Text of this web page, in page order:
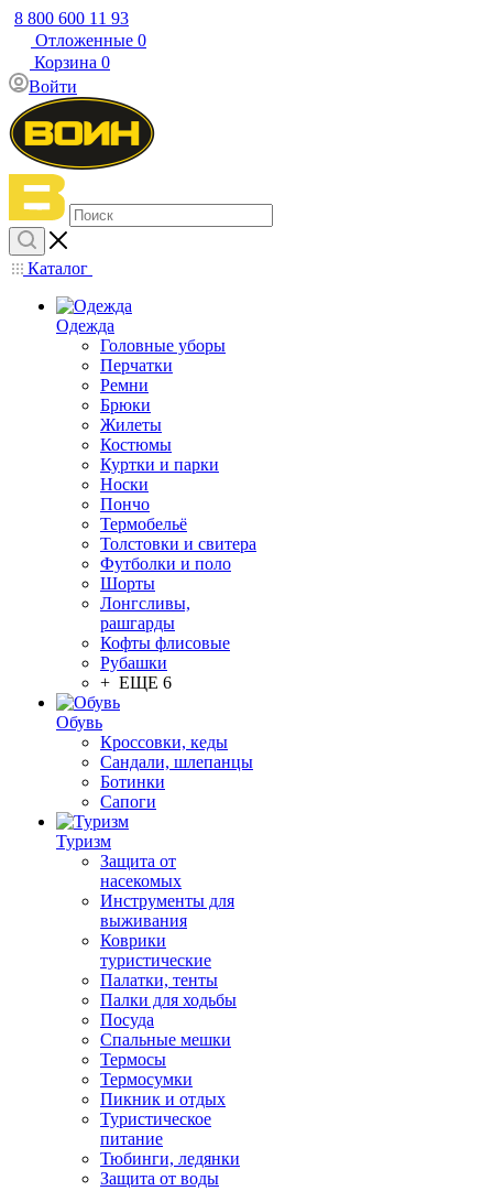
8 800 600 11 93
Отложенные 0
Корзина 0
Войти
Каталог
Одежда
Головные уборы
Перчатки
Ремни
Брюки
Жилеты
Костюмы
Куртки и парки
Носки
Пончо
Термобельё
Толстовки и свитера
Футболки и поло
Шорты
Лонгсливы,
рашгарды
Кофты флисовые
Рубашки
+ ЕЩЕ 6
Обувь
Кроссовки, кеды
Сандали, шлепанцы
Ботинки
Сапоги
Туризм
Защита от
насекомых
Инструменты для
выживания
Коврики
туристические
Палатки, тенты
Палки для ходьбы
Посуда
Спальные мешки
Термосы
Термосумки
Пикник и отдых
Туристическое
питание
Тюбинги, ледянки
Защита от воды